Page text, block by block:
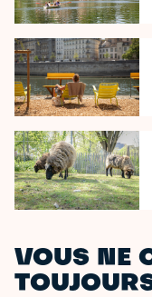
VOUS NE